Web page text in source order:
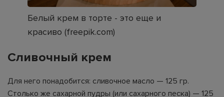
Белый крем в торте - это еще и
красиво (freepik.com)
Сливочный крем
Для него понадобится: сливочное масло — 125 гр.
Столько же сахарной пудры (или сахарного песка) — 125